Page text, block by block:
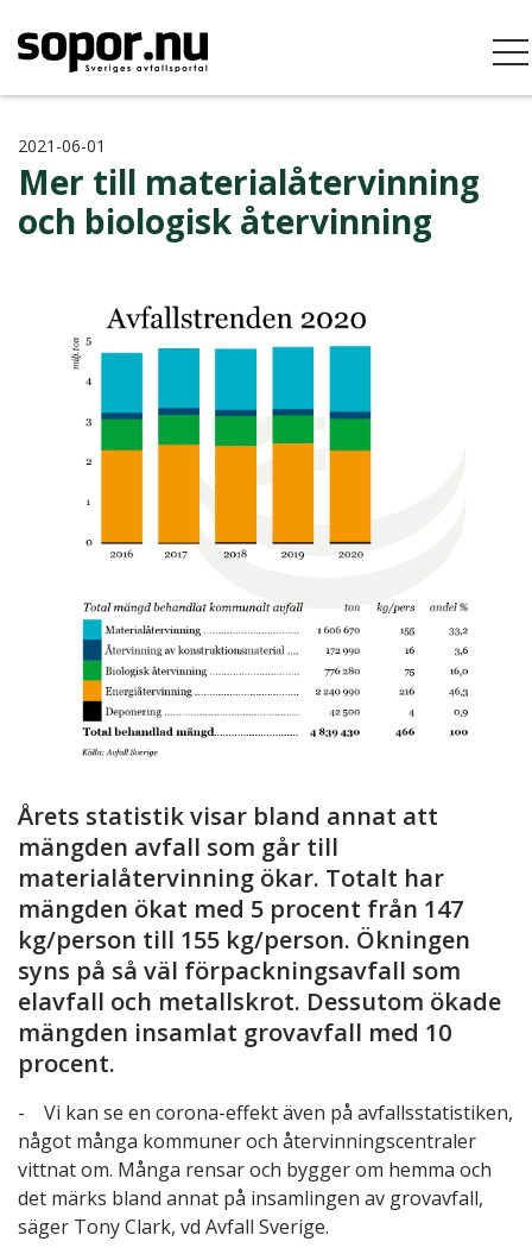
2021-06-01
Mer till materialåtervinning
och biologisk återvinning
Årets statistik visar bland annat att
mängden avfall som går till
materialåtervinning ökar. Totalt har
mängden ökat med 5 procent från 147
kg/person till 155 kg/person. Ökningen
syns på så väl förpackningsavfall som
elavfall och metallskrot. Dessutom ökade
mängden insamlat grovavfall med 10
procent.
- Vi kan se en corona-effekt även på avfallsstatistiken,
något många kommuner och återvinningscentraler
vittnat om. Många rensar och bygger om hemma och
det märks bland annat på insamlingen av grovavfall,
säger Tony Clark, vd Avfall Sverige.